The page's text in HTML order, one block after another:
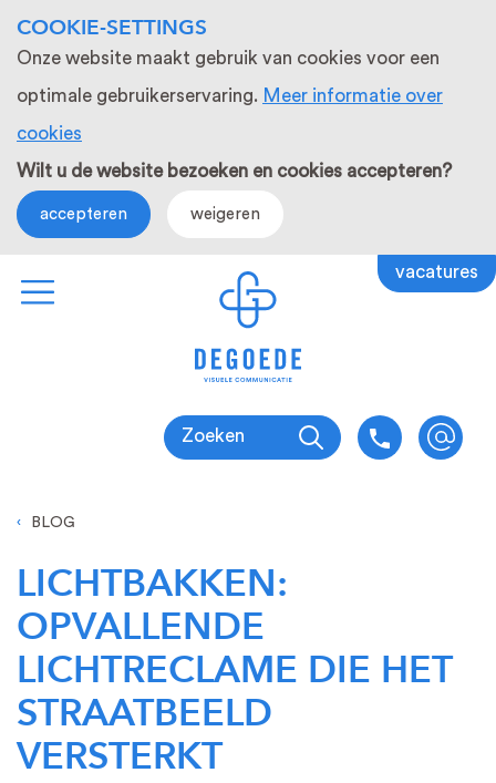
COOKIE-SETTINGS
Onze website maakt gebruik van cookies voor een
optimale gebruikerservaring. Meer informatie over
cookies
Wilt u de website bezoeken en cookies accepteren?
accepteren weigeren
vacatures
Zoeken
BLOG
LICHTBAKKEN:
OPVALLENDE
LICHTRECLAME DIE HET
STRAATBEELD
VERSTERKT